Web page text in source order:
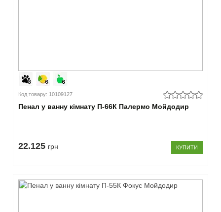
Код товару: 10109127
Пенал у ванну кімнату П-66К Палермо Мойдодир
22.125 грн КУПИТИ